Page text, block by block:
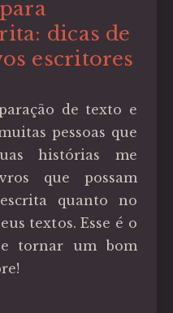
dicas de
escritores
de texto e
pessoas que
histórias me
que possam
quanto no
textos. Esse é o
tornar um bom